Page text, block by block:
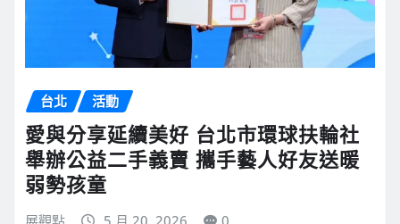
台北 活動
愛與分享延續美好 台北市環球扶輪社
舉辦公益二手義賣 攜手藝人好友送暖
弱勢孩童
展觀點 5 月 20, 2026 0